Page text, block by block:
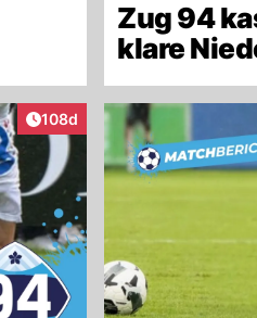
Zug 94
klare
Artikel veröffentlicht:
108d